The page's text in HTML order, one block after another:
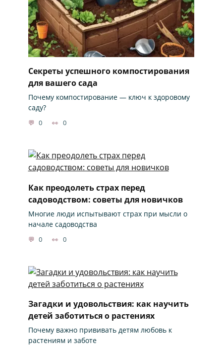
Секреты успешного компостирования
для вашего сада
Почему компостирование — ключ к здоровому
саду?
0 0
Как преодолеть страх перед
садоводством: советы для новичков
Многие люди испытывают страх при мысли о
начале садоводства
0 0
Загадки и удовольствия: как научить
детей заботиться о растениях
Почему важно прививать детям любовь к
растениям и заботе